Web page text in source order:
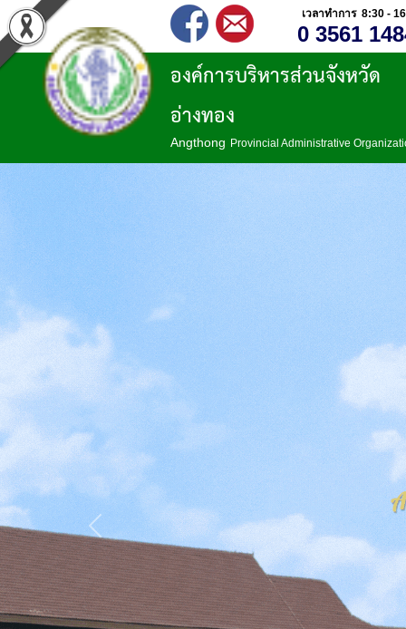
เวลาทำการ 8:30 -
0 3561
องค์การบริหารส่วนจังหวัด
อ่างทอง
Angthong Provincial Administrative
Previous